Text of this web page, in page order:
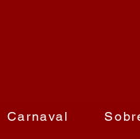
Carnaval